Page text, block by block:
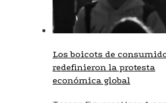
Los boicots de
redefinieron la protesta
económica global